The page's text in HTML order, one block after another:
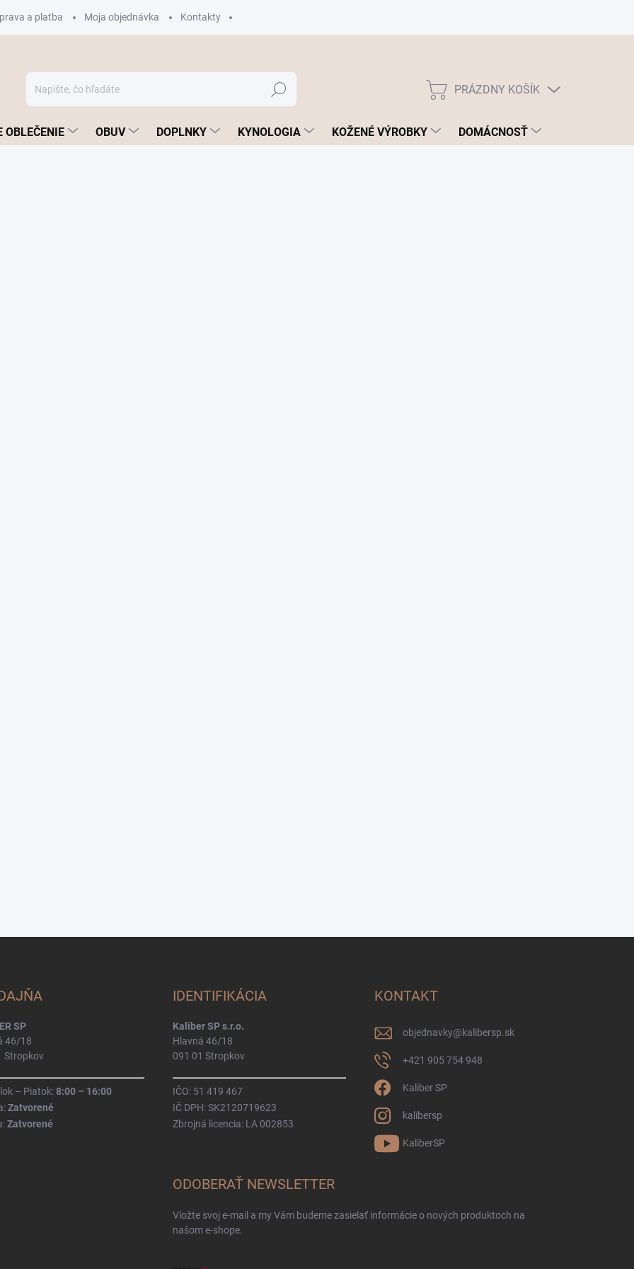
a platba Moja objednávka Kontakty
Hľadať
NÁKUPNÝ
PRÁZDNY KOŠÍK
OBLEČENIE OBUV DOPLNKY KYNOLOGIA KOŽENÉ VÝROBKY DOMÁCNOSŤ
SP
46/18
Stropkov
– Piatok:8:00 – 16:00
Zatvorené
Zatvorené
IDENTIFIKÁCIA
Kaliber SP s.r.o.
Hlavná 46/18
091 01 Stropkov
IČO: 51 419 467
IČ DPH: SK2120719623
Zbrojná licencia: LA 002853
KONTAKT
objednavky@kalibersp.sk
+421 905 754 948
Kaliber SP
kalibersp
KaliberSP
ODOBERAŤ NEWSLETTER
Vložte svoj e-mail a my Vám budeme zasielať informácie o nových produktoch na
našom e-shope.